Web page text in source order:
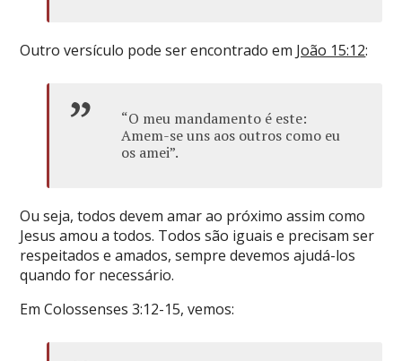
Outro versículo pode ser encontrado em João 15:12:
“O meu mandamento é este:
Amem-se uns aos outros como eu
os amei”.
Ou seja, todos devem amar ao próximo assim como
Jesus amou a todos. Todos são iguais e precisam ser
respeitados e amados, sempre devemos ajudá-los
quando for necessário.
Em Colossenses 3:12-15, vemos: